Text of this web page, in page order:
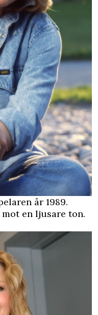
år 1989.
en ljusare ton.